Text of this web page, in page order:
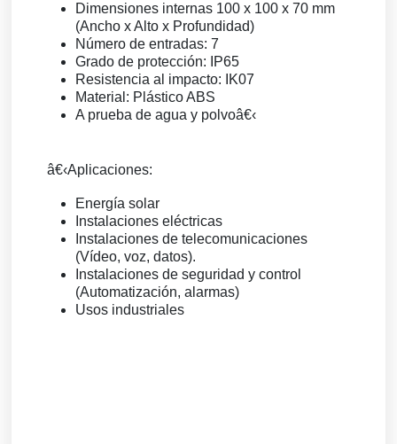
Dimensiones internas 100 x 100 x 70 mm
(Ancho x Alto x Profundidad)
Número de entradas: 7
Grado de protección: IP65
Resistencia al impacto: IK07
Material: Plástico ABS
A prueba de agua y polvoâ€‹
â€‹Aplicaciones:
Energía solar
Instalaciones eléctricas
Instalaciones de telecomunicaciones
(Vídeo, voz, datos).
Instalaciones de seguridad y control
(Automatización, alarmas)
Usos industriales